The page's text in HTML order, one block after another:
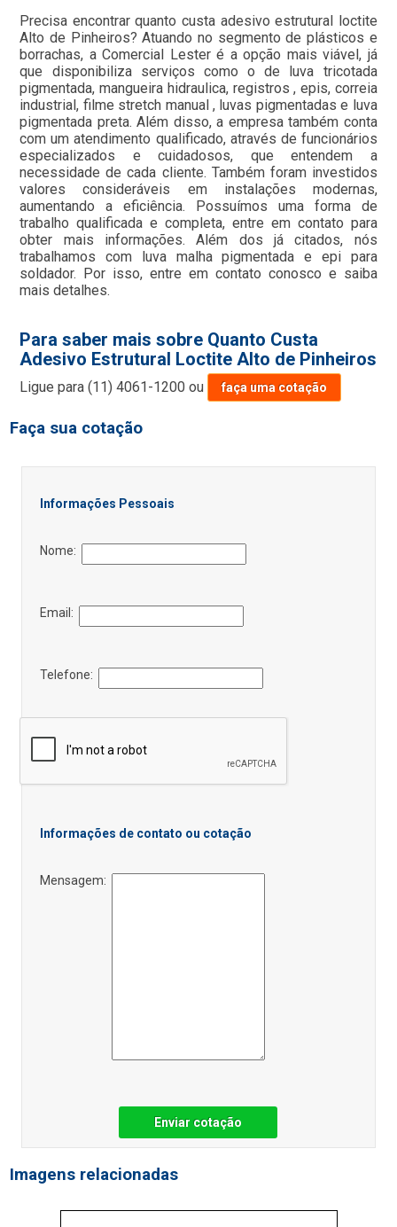
Precisa encontrar quanto custa adesivo estrutural loctite
Alto de Pinheiros? Atuando no segmento de plásticos e
borrachas, a Comercial Lester é a opção mais viável, já
que disponibiliza serviços como o de luva tricotada
pigmentada, mangueira hidraulica, registros , epis, correia
industrial, filme stretch manual , luvas pigmentadas e luva
pigmentada preta. Além disso, a empresa também conta
com um atendimento qualificado, através de funcionários
especializados e cuidadosos, que entendem a
necessidade de cada cliente. Também foram investidos
valores consideráveis em instalações modernas,
aumentando a eficiência. Possuímos uma forma de
trabalho qualificada e completa, entre em contato para
obter mais informações. Além dos já citados, nós
trabalhamos com luva malha pigmentada e epi para
soldador. Por isso, entre em contato conosco e saiba
mais detalhes.
Para saber mais sobre Quanto Custa
Adesivo Estrutural Loctite Alto de Pinheiros
Ligue para(11) 4061-1200 ou faça uma cotação
Faça sua cotação
Informações Pessoais
Nome:
Email:
Telefone:
Informações de contato ou cotação
Mensagem:
Enviar cotação
Imagens relacionadas